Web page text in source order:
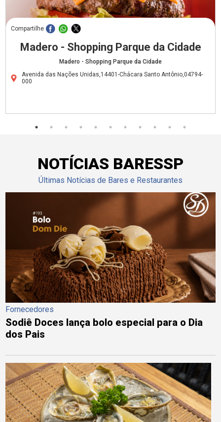
Compartilhe
Madero - Shopping Parque da Cidade
Madero - Shopping Parque da Cidade
Avenida das Nações Unidas,14401-Chácara Santo Antônio,04794-
000
NOTÍCIAS BARESSP
Últimas Notícias de Bares e Restaurantes
Fornecedores
Sodiê Doces lança bolo especial para o Dia
dos Pais